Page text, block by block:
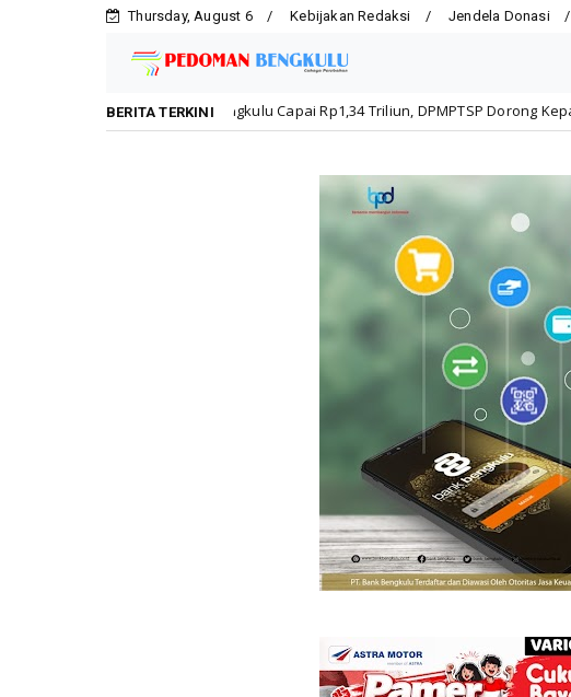
Thursday, August 6 Kebijakan Redaksi Jendela Donasi
BERITA TERKINI
Bengkulu Capai Rp1,34 Triliun, DPMPTSP Dorong Kepatuhan Pelaku Usaha